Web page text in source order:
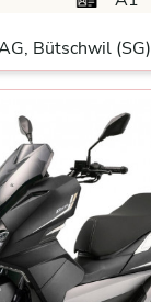
Bütschwil (SG)